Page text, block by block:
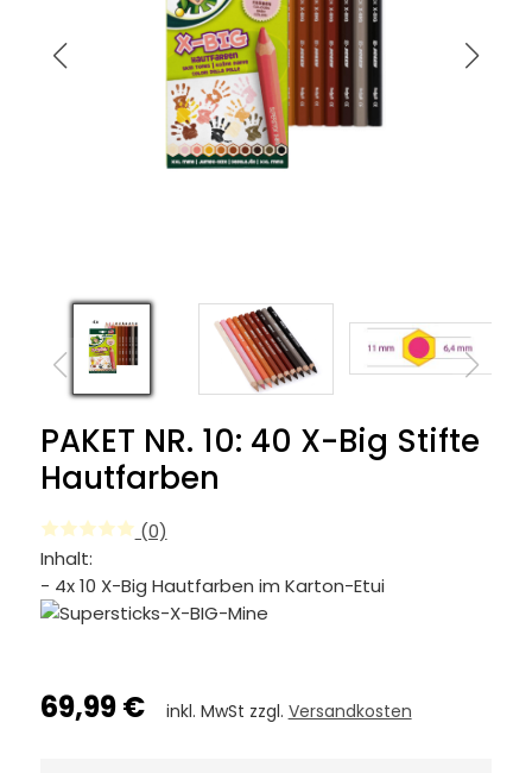
PAKET NR. 10: 40 X-Big Stifte
Hautfarben
(0)
Inhalt:
- 4x 10 X-Big Hautfarben im Karton-Etui
69,99 € inkl. MwSt zzgl. Versandkosten